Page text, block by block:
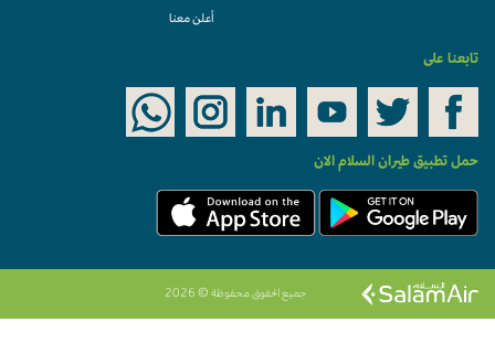
أعلن معنا
تابعنا على
حمل تطبيق طيران السلام الان
جميع الحقوق محفوظة © 2026